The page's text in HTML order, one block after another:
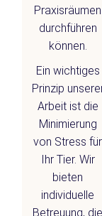
Praxisräumen
durchführen
können.
Ein wichtiges
Prinzip
Arbeit ist die
Minimierung
von Stress für
Ihr Tier. Wir
bieten
individuelle
Betreuung, die